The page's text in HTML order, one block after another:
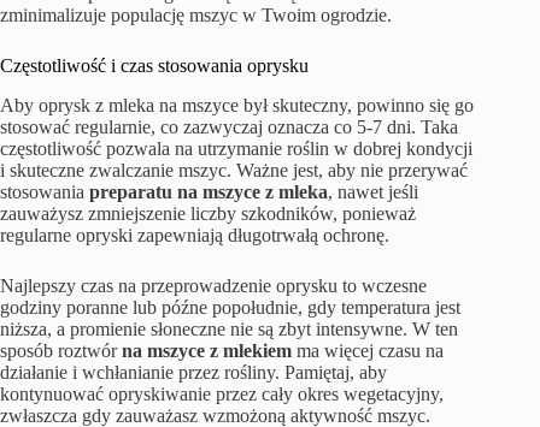
zminimalizuje populację mszyc w Twoim ogrodzie.
Częstotliwość i czas stosowania oprysku
Aby oprysk z mleka na mszyce był skuteczny, powinno się go
stosować regularnie, co zazwyczaj oznacza co 5-7 dni. Taka
częstotliwość pozwala na utrzymanie roślin w dobrej kondycji
i skuteczne zwalczanie mszyc. Ważne jest, aby nie przerywać
stosowania preparatu na mszyce z mleka, nawet jeśli
zauważysz zmniejszenie liczby szkodników, ponieważ
regularne opryski zapewniają długotrwałą ochronę.
Najlepszy czas na przeprowadzenie oprysku to wczesne
godziny poranne lub późne popołudnie, gdy temperatura jest
niższa, a promienie słoneczne nie są zbyt intensywne. W ten
sposób roztwórna mszyce z mlekiem ma więcej czasu na
działanie i wchłanianie przez rośliny. Pamiętaj, aby
kontynuować opryskiwanie przez cały okres wegetacyjny,
zwłaszcza gdy zauważasz wzmożoną aktywność mszyc.